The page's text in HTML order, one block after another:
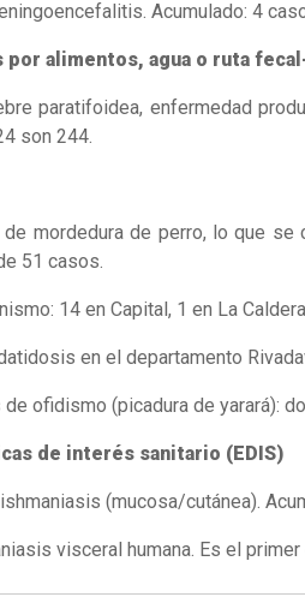
Acumulado: 4
alimentos, agua o ruta
paratifoidea, enfermedad
son 244.
de perro, lo que se
51 casos.
14 en Capital, 1 en La
en el departamento
(picadura de yarará):
de interés sanitario (EDIS)
(mucosa/cutánea).
visceral humana. Es el primer